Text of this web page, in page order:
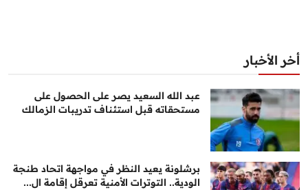
أخر الأخبار
عبد الله السعيد يصر على الحصول على
مستحقاته قبل استئناف تدريبات الزمالك
برشلونة يعيد النظر في مواجهة اتحاد طنجة
الودية.. التوترات الأمنية تعرقل إقامة ال...